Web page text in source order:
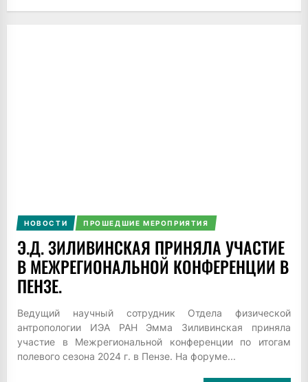
НОВОСТИ ПРОШЕДШИЕ МЕРОПРИЯТИЯ
Э.Д. ЗИЛИВИНСКАЯ ПРИНЯЛА УЧАСТИЕ
В МЕЖРЕГИОНАЛЬНОЙ КОНФЕРЕНЦИИ В
ПЕНЗЕ.
Ведущий научный сотрудник Отдела физической
антропологии ИЭА РАН Эмма Зиливинская приняла
участие в Межрегиональной конференции по итогам
полевого сезона 2024 г. в Пензе. На форуме...